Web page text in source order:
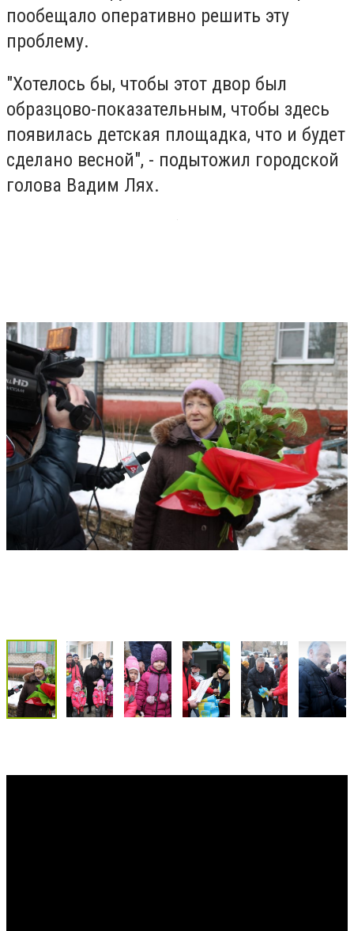
пообещало оперативно решить эту
проблему.
"Хотелось бы, чтобы этот двор был
образцово-показательным, чтобы здесь
появилась детская площадка, что и будет
сделано весной", - подытожил городской
голова Вадим Лях.